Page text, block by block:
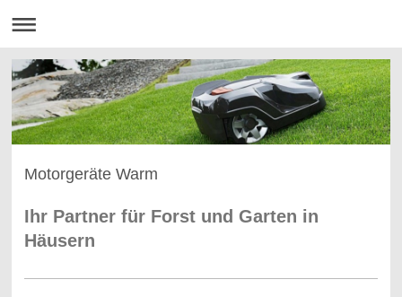
Motorgeräte Warm
Ihr Partner für Forst und Garten in
Häusern